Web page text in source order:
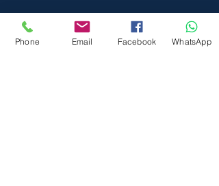
NANTES - GUERANDE - LA BAULE
Ouvert du Lundi au Vendredi
8h 12h , 13h 17h
Phone Email Facebook WhatsApp